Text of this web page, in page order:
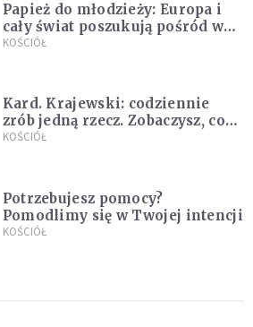
Papież do młodzieży: Europa i
cały świat poszukują pośród was
nowych świętych
KOŚCIÓŁ
Kard. Krajewski: codziennie
zrób jedną rzecz. Zobaczysz, co
stanie się z twoim życiem
KOŚCIÓŁ
Potrzebujesz pomocy?
Pomodlimy się w Twojej intencji
KOŚCIÓŁ